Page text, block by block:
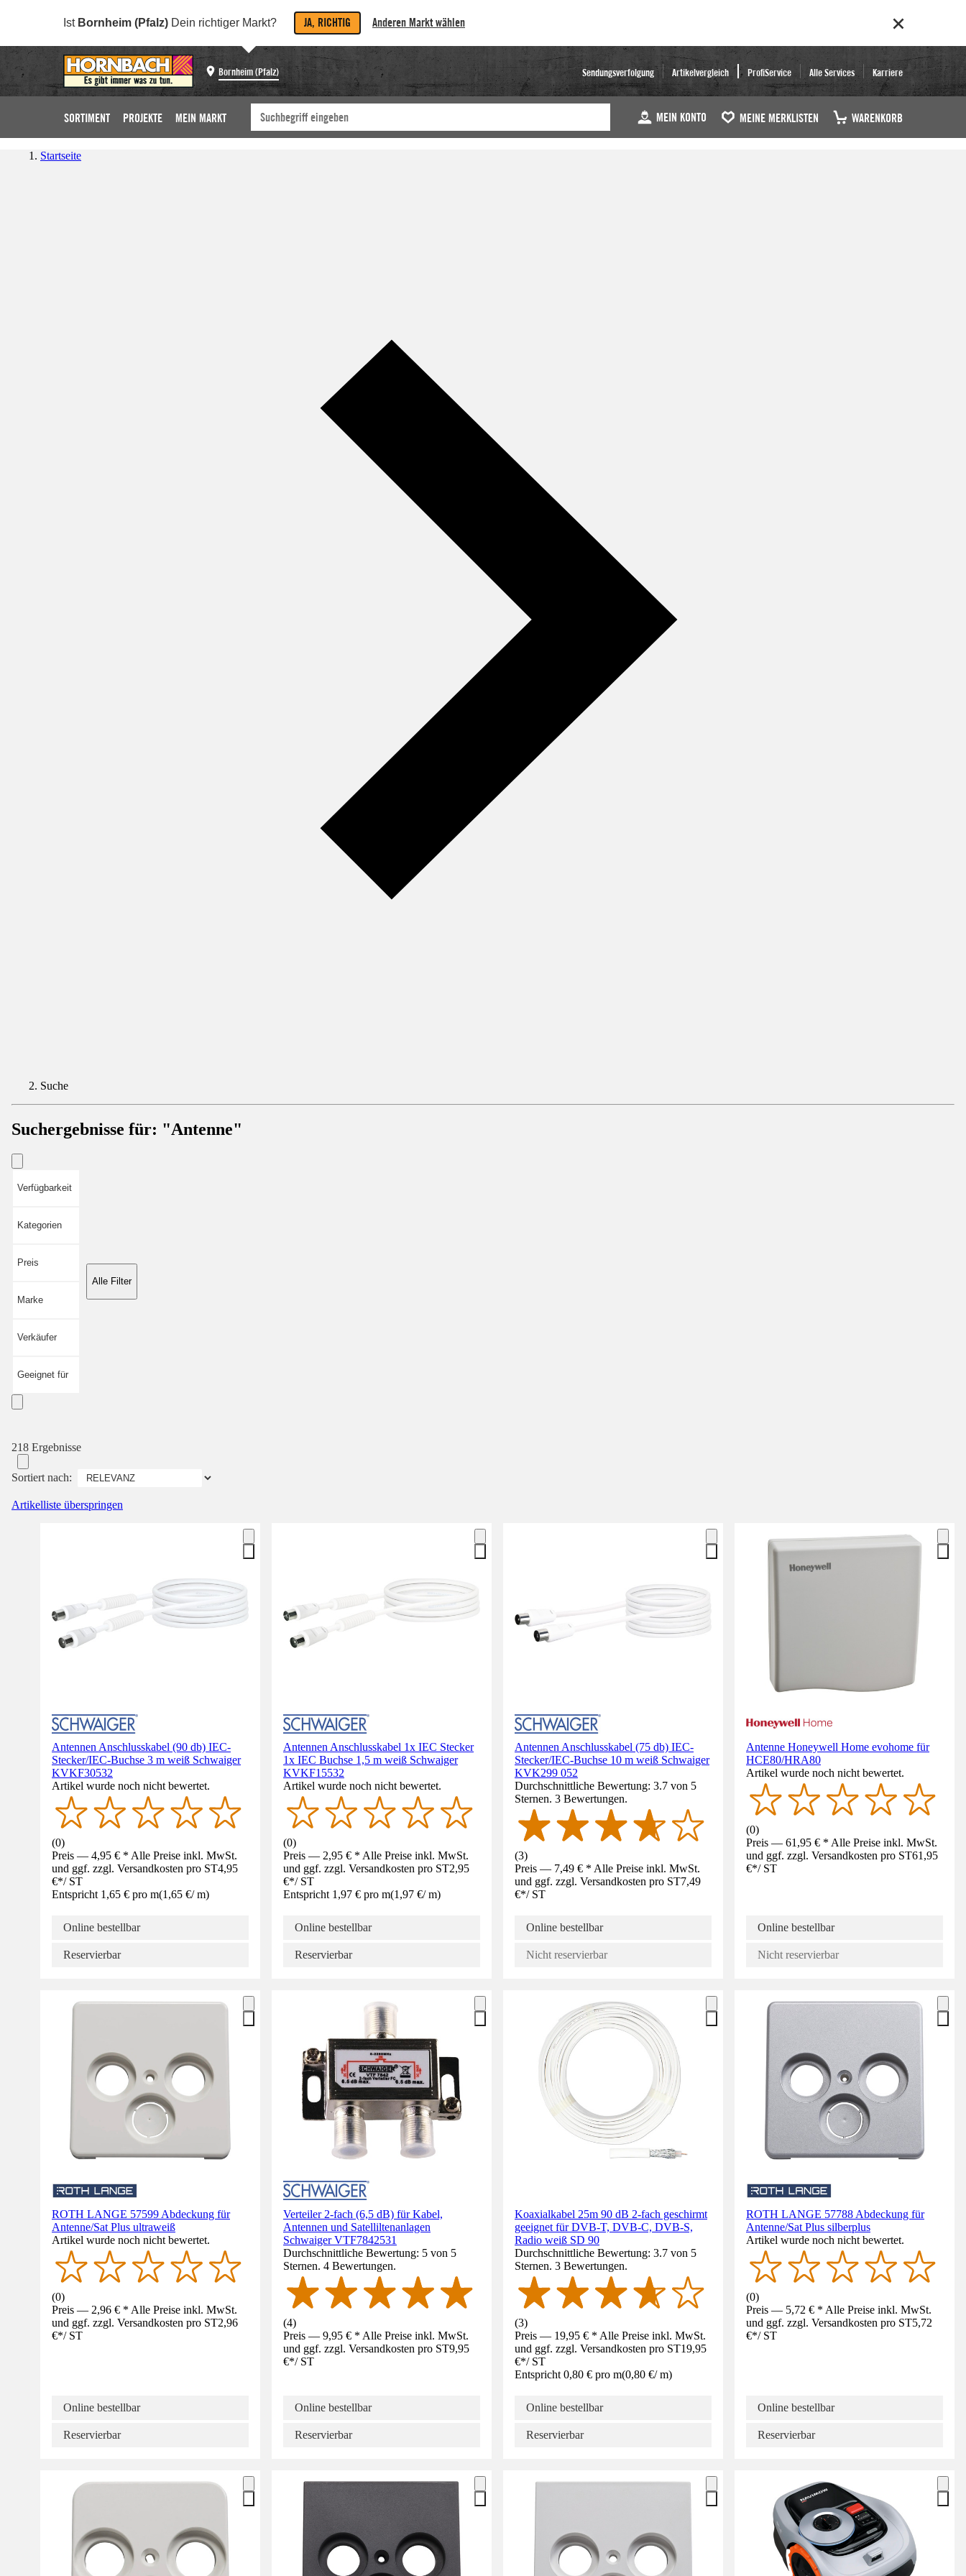
Ist Bornheim (Pfalz) Dein richtiger Markt? JA, RICHTIG Anderen Markt wählen
Bornheim (Pfalz) Sendungsverfolgung Artikelvergleich ProfiService Alle Services Karriere
SORTIMENT PROJEKTE MEIN MARKT MEIN KONTO MEINE MERKLISTEN WARENKORB
Startseite
Suche
Suchergebnisse für: "Antenne"
Verfügbarkeit
Kategorien
Preis
Marke
Verkäufer
Geeignet für
Alle Filter
218 Ergebnisse
Sortiert nach:
Artikelliste überspringen
Antennen Anschlusskabel (90 db) IEC-
Stecker/IEC-Buchse 3 m weiß Schwaiger
KVKF30532
Artikel wurde noch nicht bewertet.
(0)
Preis — 4,95 € * Alle Preise inkl. MwSt.
und ggf. zzgl. Versandkosten pro ST4,95
€*/ ST
Entspricht 1,65 € pro m(1,65 €/ m)
Online bestellbar
Reservierbar
Antennen Anschlusskabel 1x IEC Stecker
1x IEC Buchse 1,5 m weiß Schwaiger
KVKF15532
Artikel wurde noch nicht bewertet.
(0)
Preis — 2,95 € * Alle Preise inkl. MwSt.
und ggf. zzgl. Versandkosten pro ST2,95
€*/ ST
Entspricht 1,97 € pro m(1,97 €/ m)
Online bestellbar
Reservierbar
Antennen Anschlusskabel (75 db) IEC-
Stecker/IEC-Buchse 10 m weiß Schwaiger
KVK299 052
Durchschnittliche Bewertung: 3.7 von 5
Sternen. 3 Bewertungen.
(3)
Preis — 7,49 € * Alle Preise inkl. MwSt.
und ggf. zzgl. Versandkosten pro ST7,49
€*/ ST
Online bestellbar
Nicht reservierbar
Antenne Honeywell Home evohome für
HCE80/HRA80
Artikel wurde noch nicht bewertet.
(0)
Preis — 61,95 € * Alle Preise inkl. MwSt.
und ggf. zzgl. Versandkosten pro ST61,95
€*/ ST
Online bestellbar
Nicht reservierbar
ROTH LANGE 57599 Abdeckung für
Antenne/Sat Plus ultraweiß
Artikel wurde noch nicht bewertet.
(0)
Preis — 2,96 € * Alle Preise inkl. MwSt.
und ggf. zzgl. Versandkosten pro ST2,96
€*/ ST
Online bestellbar
Reservierbar
Verteiler 2-fach (6,5 dB) für Kabel,
Antennen und Satelliltenanlagen
Schwaiger VTF7842531
Durchschnittliche Bewertung: 5 von 5
Sternen. 4 Bewertungen.
(4)
Preis — 9,95 € * Alle Preise inkl. MwSt.
und ggf. zzgl. Versandkosten pro ST9,95
€*/ ST
Online bestellbar
Reservierbar
Koaxialkabel 25m 90 dB 2-fach geschirmt
geeignet für DVB-T, DVB-C, DVB-S,
Radio weiß SD 90
Durchschnittliche Bewertung: 3.7 von 5
Sternen. 3 Bewertungen.
(3)
Preis — 19,95 € * Alle Preise inkl. MwSt.
und ggf. zzgl. Versandkosten pro ST19,95
€*/ ST
Entspricht 0,80 € pro m(0,80 €/ m)
Online bestellbar
Reservierbar
ROTH LANGE 57788 Abdeckung für
Antenne/Sat Plus silberplus
Artikel wurde noch nicht bewertet.
(0)
Preis — 5,72 € * Alle Preise inkl. MwSt.
und ggf. zzgl. Versandkosten pro ST5,72
€*/ ST
Online bestellbar
Reservierbar